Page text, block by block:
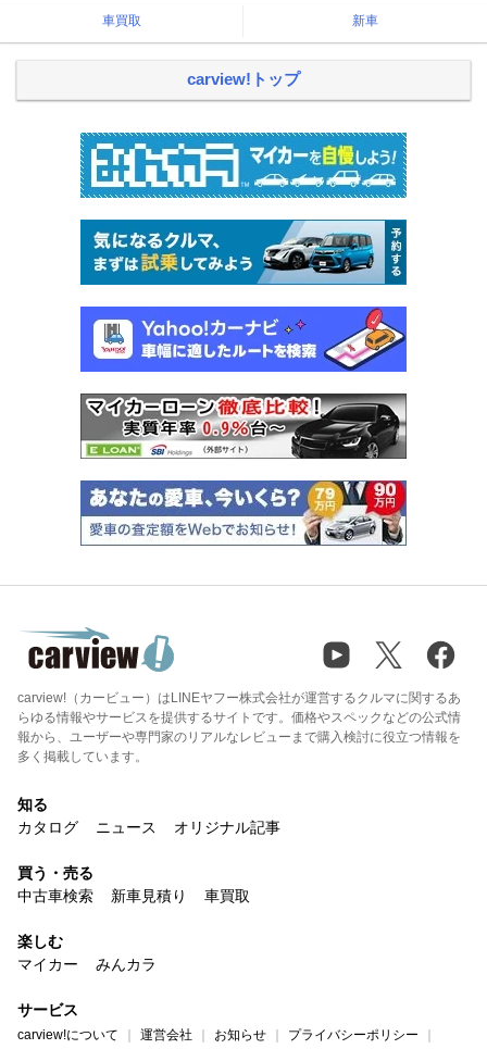
車買取 新車
carview!トップ
carview!（カービュー）はLINEヤフー株式会社が運営するクルマに関するあ
らゆる情報やサービスを提供するサイトです。価格やスペックなどの公式情
報から、ユーザーや専門家のリアルなレビューまで購入検討に役立つ情報を
多く掲載しています。
知る
カタログ
ニュース オリジナル記事
買う・売る
中古車検索
新車見積り 車買取
楽しむ
マイカー
みんカラ
サービス
carview!について 運営会社 お知らせ プライバシーポリシー